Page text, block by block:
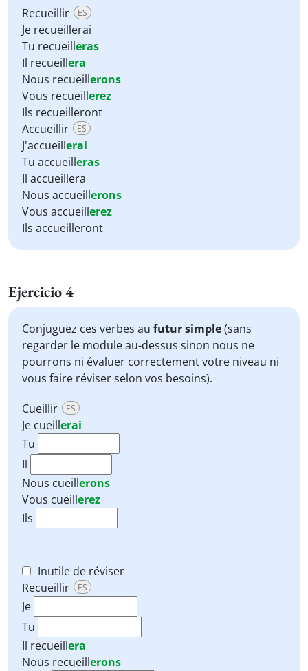
Recueillir
ES
Je recueillerai
Tu recueilleras
Il recueillera
Nous recueillerons
Vous recueillerez
Ils recueilleront
Accueillir
ES
J'accueillerai
Tu accueilleras
Il accueillera
Nous accueillerons
Vous accueillerez
Ils accueilleront
Ejercicio 4
Conjuguez ces verbes au futur simple(sans
regarder le module au-dessus sinon nous ne
pourrons ni évaluer correctement votre niveau ni
vous faire réviser selon vos besoins).
Cueillir
ES
Je cueillerai
Tu
Il
Nous cueillerons
Vous cueillerez
Ils
Inutile de réviser
Recueillir
ES
Je
Tu
Il recueillera
Nous recueillerons